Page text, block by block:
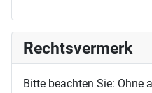
Rechtsvermerk
Bitte beachten Sie: Ohne